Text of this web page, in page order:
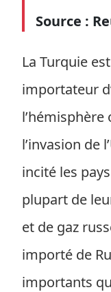
Source :
La Turquie
importateur
l’invasion de
incité les
plupart de
et de gaz
importé de
importants